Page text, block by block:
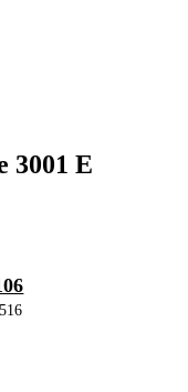
3001 E